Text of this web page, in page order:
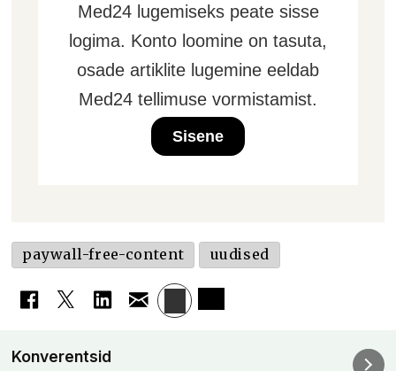
Med24 lugemiseks peate sisse
logima. Konto loomine on tasuta,
osade artiklite lugemine eeldab
Med24 tellimuse vormistamist.
Sisene
paywall-free-content uudised
Konverentsid